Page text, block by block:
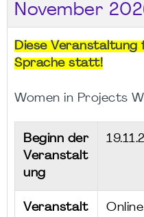
November
Diese Veranstaltung
Sprache statt!
Women in Projects
Beginn der
Veranstalt
ung
Veranstalt
Online